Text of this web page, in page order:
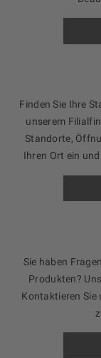
Finden Sie Ihre
unserem
Standorte,
Ihren Ort ein
Sie haben
Produkten?
Kontaktieren Sie